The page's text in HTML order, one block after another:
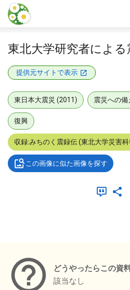
本文に飛ぶ
東北大学研究者による
提供元サイトで表示
東日本大震災 (2011) 震災への備
復興
収録:みちのく震録伝 (東北大学災害
この画像に似た画像を探す
どうやったらこの資
該当なし